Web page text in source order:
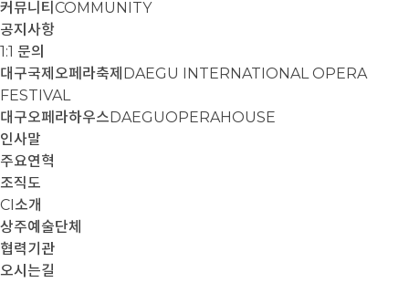
커뮤니티 COMMUNITY
공지사항
1:1 문의
대구국제오페라축제 DAEGU INTERNATIONAL OPERA
FESTIVAL
대구오페라하우스DAEGUOPERAHOUSE
인사말
주요연혁
조직도
CI소개
상주예술단체
협력기관
오시는길